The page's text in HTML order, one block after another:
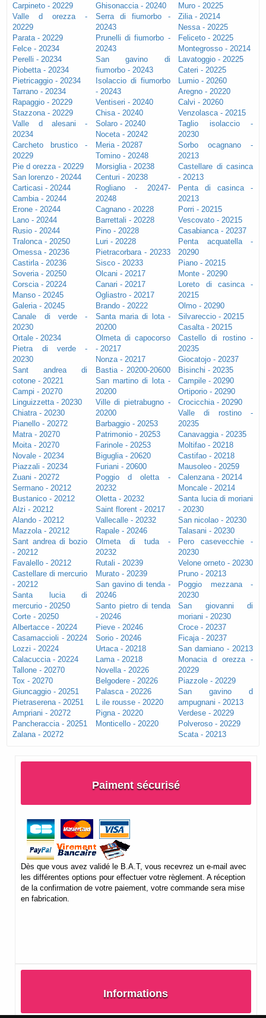
Carpineto - 20229
Valle d orezza -
20229
Parata - 20229
Felce - 20234
Perelli - 20234
Piobetta - 20234
Pietricaggio - 20234
Tarrano - 20234
Rapaggio - 20229
Stazzona - 20229
Valle d alesani -
20234
Carcheto brustico -
20229
Pie d orezza - 20229
San lorenzo - 20244
Carticasi - 20244
Cambia - 20244
Erone - 20244
Lano - 20244
Rusio - 20244
Tralonca - 20250
Omessa - 20236
Castirla - 20236
Soveria - 20250
Corscia - 20224
Manso - 20245
Galeria - 20245
Canale di verde -
20230
Ortale - 20234
Pietra di verde -
20230
Sant andrea di
cotone - 20221
Campi - 20270
Linguizzetta - 20230
Chiatra - 20230
Pianello - 20272
Matra - 20270
Moita - 20270
Novale - 20234
Piazzali - 20234
Zuani - 20272
Sermano - 20212
Bustanico - 20212
Alzi - 20212
Alando - 20212
Mazzola - 20212
Sant andrea di bozio
- 20212
Favalello - 20212
Castellare di mercurio
- 20212
Santa lucia di
mercurio - 20250
Corte - 20250
Albertacce - 20224
Casamaccioli - 20224
Lozzi - 20224
Calacuccia - 20224
Tallone - 20270
Tox - 20270
Giuncaggio - 20251
Pietraserena - 20251
Ampriani - 20272
Pancheraccia - 20251
Zalana - 20272
Ghisonaccia - 20240
Serra di fiumorbo -
20243
Prunelli di fiumorbo -
20243
San gavino di
fiumorbo - 20243
Isolaccio di fiumorbo
- 20243
Ventiseri - 20240
Chisa - 20240
Solaro - 20240
Noceta - 20242
Meria - 20287
Tomino - 20248
Morsiglia - 20238
Centuri - 20238
Rogliano - 20247-
20248
Cagnano - 20228
Barrettali - 20228
Pino - 20228
Luri - 20228
Pietracorbara - 20233
Sisco - 20233
Olcani - 20217
Canari - 20217
Ogliastro - 20217
Brando - 20222
Santa maria di lota -
20200
Olmeta di capocorso
- 20217
Nonza - 20217
Bastia - 20200-20600
San martino di lota -
20200
Ville di pietrabugno -
20200
Barbaggio - 20253
Patrimonio - 20253
Farinole - 20253
Biguglia - 20620
Furiani - 20600
Poggio d oletta -
20232
Oletta - 20232
Saint florent - 20217
Vallecalle - 20232
Rapale - 20246
Olmeta di tuda -
20232
Rutali - 20239
Murato - 20239
San gavino di tenda -
20246
Santo pietro di tenda
- 20246
Pieve - 20246
Sorio - 20246
Urtaca - 20218
Lama - 20218
Novella - 20226
Belgodere - 20226
Palasca - 20226
L ile rousse - 20220
Pigna - 20220
Monticello - 20220
Muro - 20225
Zilia - 20214
Nessa - 20225
Feliceto - 20225
Montegrosso - 20214
Lavatoggio - 20225
Cateri - 20225
Lumio - 20260
Aregno - 20220
Calvi - 20260
Venzolasca - 20215
Taglio isolaccio -
20230
Sorbo ocagnano -
20213
Castellare di casinca
- 20213
Penta di casinca -
20213
Porri - 20215
Vescovato - 20215
Casabianca - 20237
Penta acquatella -
20290
Piano - 20215
Monte - 20290
Loreto di casinca -
20215
Olmo - 20290
Silvareccio - 20215
Casalta - 20215
Castello di rostino -
20235
Giocatojo - 20237
Bisinchi - 20235
Campile - 20290
Ortiporio - 20290
Crocicchia - 20290
Valle di rostino -
20235
Canavaggia - 20235
Moltifao - 20218
Castifao - 20218
Mausoleo - 20259
Calenzana - 20214
Moncale - 20214
Santa lucia di moriani
- 20230
San nicolao - 20230
Talasani - 20230
Pero casevecchie -
20230
Velone orneto - 20230
Pruno - 20213
Poggio mezzana -
20230
San giovanni di
moriani - 20230
Croce - 20237
Ficaja - 20237
San damiano - 20213
Monacia d orezza -
20229
Piazzole - 20229
San gavino d
ampugnani - 20213
Verdese - 20229
Polveroso - 20229
Scata - 20213
Paiment sécurisé
Dès que vous avez validé le B.A.T, vous recevrez un e-mail avec
les différentes options pour effectuer votre règlement. A réception
de la confirmation de votre paiement, votre commande sera mise
en fabrication.
Informations